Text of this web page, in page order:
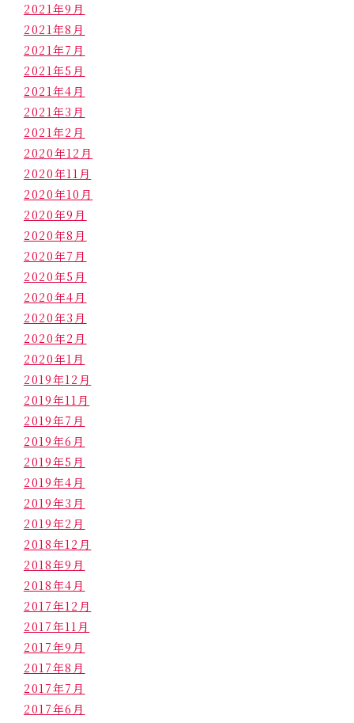
2021年9月
2021年8月
2021年7月
2021年5月
2021年4月
2021年3月
2021年2月
2020年12月
2020年11月
2020年10月
2020年9月
2020年8月
2020年7月
2020年5月
2020年4月
2020年3月
2020年2月
2020年1月
2019年12月
2019年11月
2019年7月
2019年6月
2019年5月
2019年4月
2019年3月
2019年2月
2018年12月
2018年9月
2018年4月
2017年12月
2017年11月
2017年9月
2017年8月
2017年7月
2017年6月